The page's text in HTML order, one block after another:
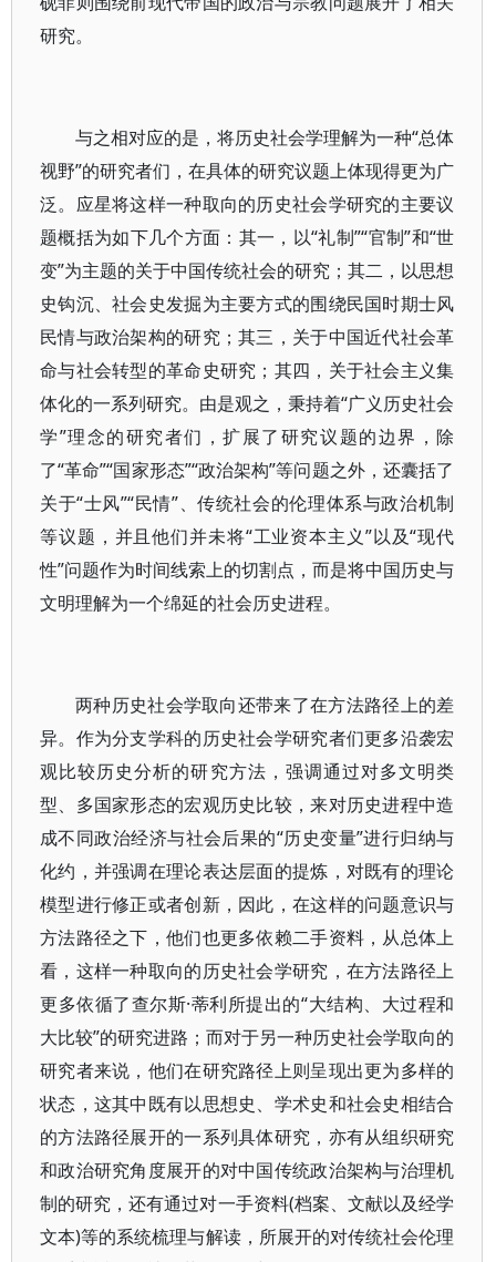
研究。
与之相对应的是，将历史社会学理解为一种“总体
视野”的研究者们，在具体的研究议题上体现得更为广
泛。应星将这样一种取向的历史社会学研究的主要议
题概括为如下几个方面：其一，以“礼制”“官制”和“世
变”为主题的关于中国传统社会的研究；其二，以思想
史钩沉、社会史发掘为主要方式的围绕民国时期士风
民情与政治架构的研究；其三，关于中国近代社会革
命与社会转型的革命史研究；其四，关于社会主义集
体化的一系列研究。由是观之，秉持着“广义历史社会
学”理念的研究者们，扩展了研究议题的边界，除
了“革命”“国家形态”“政治架构”等问题之外，还囊括了
关于“士风”“民情”、传统社会的伦理体系与政治机制
等议题，并且他们并未将“工业资本主义”以及“现代
性”问题作为时间线索上的切割点，而是将中国历史与
文明理解为一个绵延的社会历史进程。
两种历史社会学取向还带来了在方法路径上的差
异。作为分支学科的历史社会学研究者们更多沿袭宏
观比较历史分析的研究方法，强调通过对多文明类
型、多国家形态的宏观历史比较，来对历史进程中造
成不同政治经济与社会后果的“历史变量”进行归纳与
化约，并强调在理论表达层面的提炼，对既有的理论
模型进行修正或者创新，因此，在这样的问题意识与
方法路径之下，他们也更多依赖二手资料，从总体上
看，这样一种取向的历史社会学研究，在方法路径上
更多依循了查尔斯·蒂利所提出的“大结构、大过程和
大比较”的研究进路；而对于另一种历史社会学取向的
研究者来说，他们在研究路径上则呈现出更为多样的
状态，这其中既有以思想史、学术史和社会史相结合
的方法路径展开的一系列具体研究，亦有从组织研究
和政治研究角度展开的对中国传统政治架构与治理机
制的研究，还有通过对一手资料(档案、文献以及经学
文本)等的系统梳理与解读，所展开的对传统社会伦理